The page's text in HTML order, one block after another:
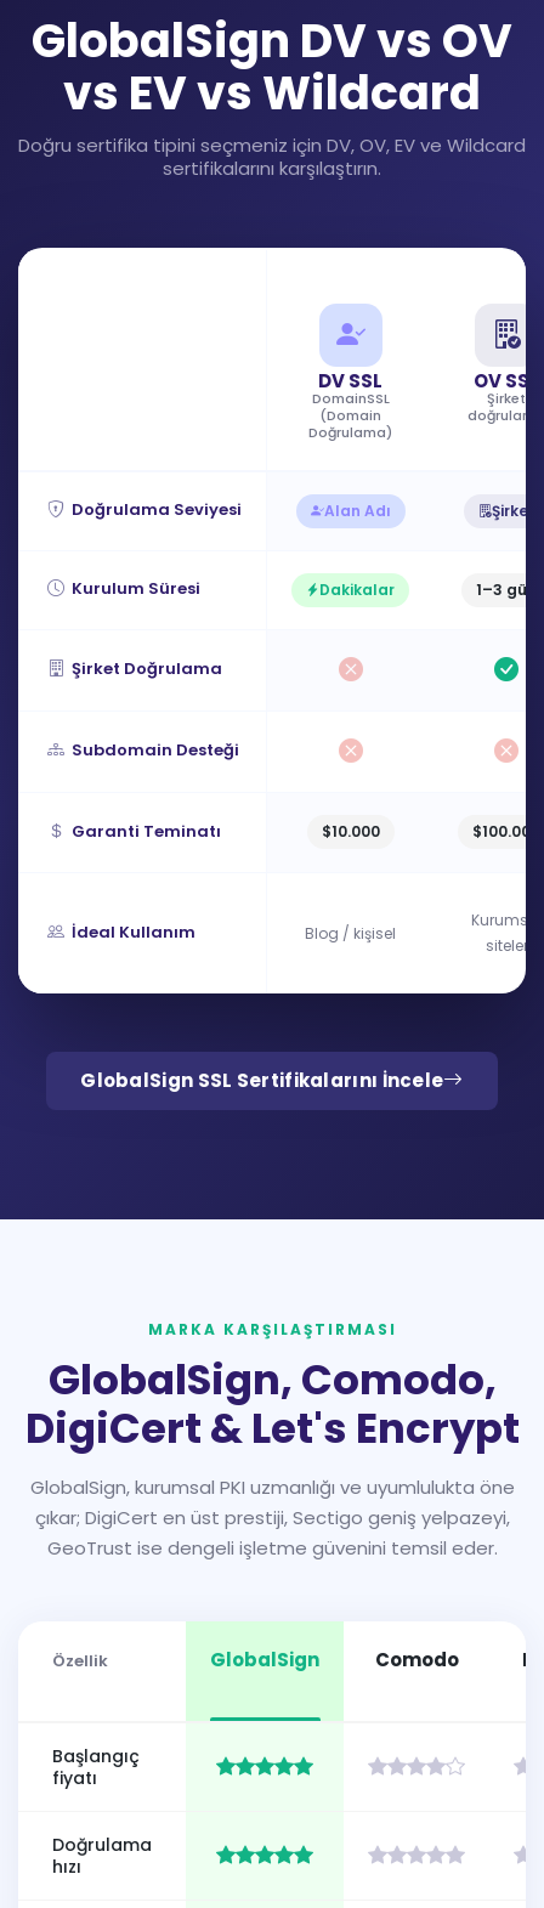
GlobalSign DV vs OV
vs EV vs Wildcard
Doğru sertifika tipini seçmeniz için DV, OV, EV ve Wildcard
sertifikalarını karşılaştırın.
DV SSL
DomainSSL
(Domain
Doğrulama)
OV SSL
Şirket
doğrulama
Doğrulama Seviyesi Alan Adı Şirket
Kurulum Süresi Dakikalar 1–3 gün
Şirket Doğrulama
Subdomain Desteği
Garanti Teminatı $10.000 $100.000
İdeal Kullanım Blog / kişisel
Kurumsal
siteler
GlobalSign SSL Sertifikalarını İncele
MARKA KARŞILAŞTIRMASI
GlobalSign, Comodo,
DigiCert & Let's Encrypt
GlobalSign, kurumsal PKI uzmanlığı ve uyumlulukta öne
çıkar; DigiCert en üst prestiji, Sectigo geniş yelpazeyi,
GeoTrust ise dengeli işletme güvenini temsil eder.
Özellik GlobalSign Comodo
Başlangıç
fiyatı
Doğrulama
hızı